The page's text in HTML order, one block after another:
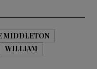
MIDDLETON
WILLIAM